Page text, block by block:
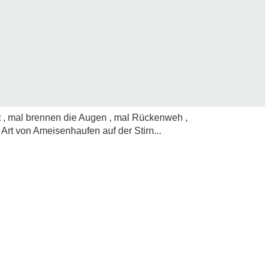
mal brennen die Augen , mal Rückenweh ,
von Ameisenhaufen auf der Stirn...